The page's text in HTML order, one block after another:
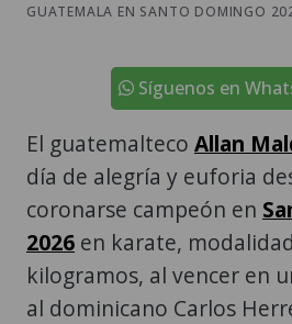
GUATEMALA EN SANTO DOMINGO
Síguenos en
El guatemalteco Allan
día de alegría y euforia
coronarse campeón en
2026 en karate,
kilogramos, al vencer en
al dominicano Carlos